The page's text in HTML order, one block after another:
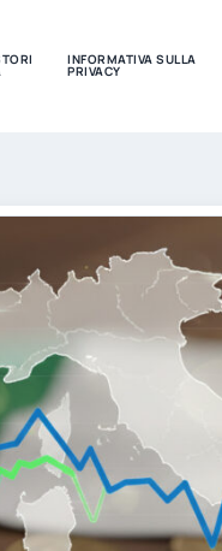
INFORMATIVA SULLA
PRIVACY